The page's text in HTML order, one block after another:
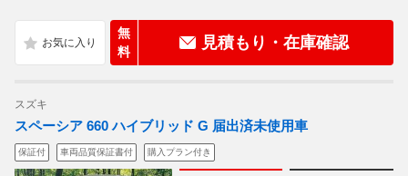
無
料
見積もり・在庫確認
スズキ
スペーシア 660 ハイブリッド G 届出済未使用車
保証付 車両品質保証書付 購入プラン付き